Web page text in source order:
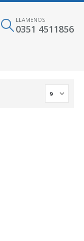
LLAMENOS
0351 4511856